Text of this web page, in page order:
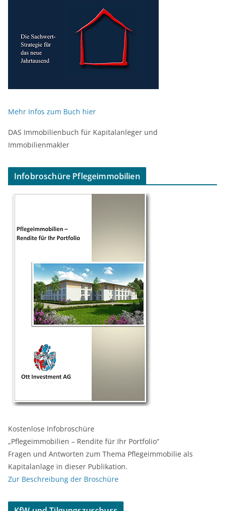
Mehr Infos zum Buch hier
DAS Immobilienbuch für Kapitalanleger und
Immobilienmakler
Infobroschüre Pflegeimmobilien
Kostenlose Infobroschüre
„Pflegeimmobilien – Rendite für Ihr Portfolio“
Fragen und Antworten zum Thema Pflegeimmobilie als
Kapitalanlage in dieser Publikation.
Zur Beschreibung der Broschüre